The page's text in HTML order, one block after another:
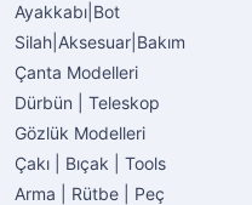
Ayakkabı|Bot
Silah|Aksesuar|Bakım
Çanta Modelleri
Dürbün | Teleskop
Gözlük Modelleri
Çakı | Bıçak | Tools
Arma | Rütbe | Peç